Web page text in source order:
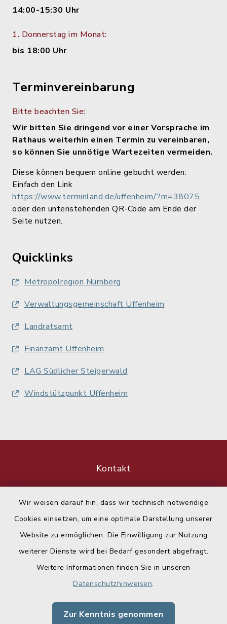
Wir weisen darauf hin, dass wir technisch notwendige
Cookies einsetzen, um eine optimale Darstellung unserer
Website zu ermöglichen. Die Einwilligung zur Nutzung
weiterer Dienste wird bei Bedarf gesondert abgefragt.
Weitere Informationen finden Sie in unseren
Datenschutzhinweisen.
Zur Kenntnis genommen
14:00-15:30 Uhr
1. Donnerstag im Monat:
bis 18:00 Uhr
Terminvereinbarung
Bitte beachten Sie:
Wir bitten Sie dringend vor einer Vorsprache im
Rathaus weiterhin einen Termin zu vereinbaren,
so können Sie unnötige Wartezeiten vermeiden.
Diese können bequem online gebucht werden:
Einfach den Link
https://www.terminland.de/uffenheim/?m=38075
oder den untenstehenden QR-Code am Ende der
Seite nutzen.
Quicklinks
Metropolregion Nürnberg
Verwaltungsgemeinschaft Uffenheim
Landratsamt
Finanzamt Uffenheim
LAG Südlicher Steigerwald
Windstützpunkt Uffenheim
Kontakt
Datenschutz
Impressum
Sitemap
Cookie-Einstellungen